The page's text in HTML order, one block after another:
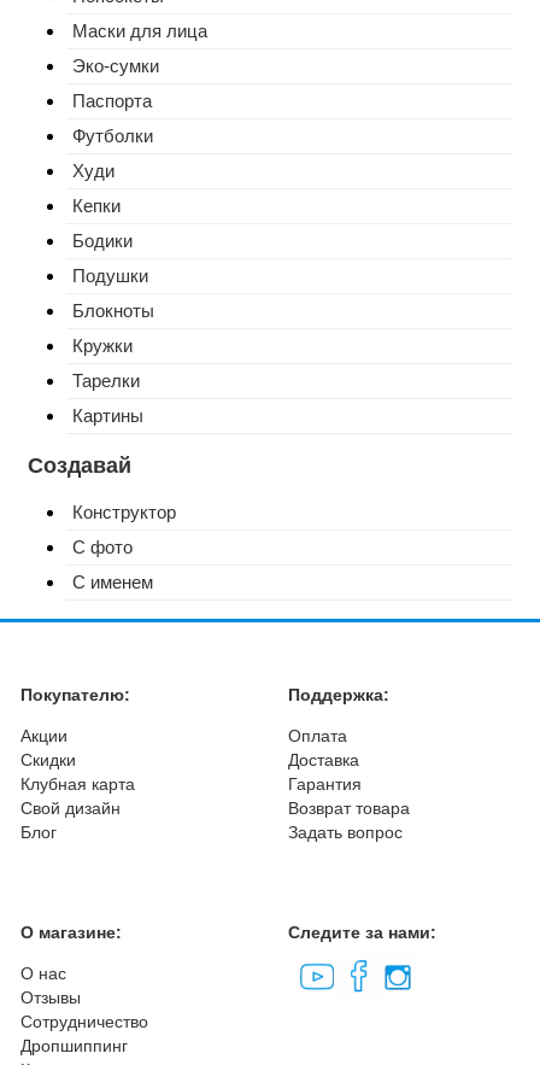
Маски для лица
Эко-сумки
Паспорта
Футболки
Худи
Кепки
Бодики
Подушки
Блокноты
Кружки
Тарелки
Картины
Создавай
Конструктор
С фото
С именем
Покупателю:
Акции
Скидки
Клубная карта
Свой дизайн
Блог
Поддержка:
Оплата
Доставка
Гарантия
Возврат товара
Задать вопрос
О магазине:
О нас
Отзывы
Сотрудничество
Дропшиппинг
Следите за нами: